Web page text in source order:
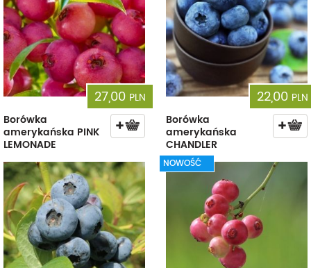
27,00 PLN
Borówka
amerykańska PINK
LEMONADE
22,00 PLN
Borówka
amerykańska
CHANDLER
NOWOŚĆ